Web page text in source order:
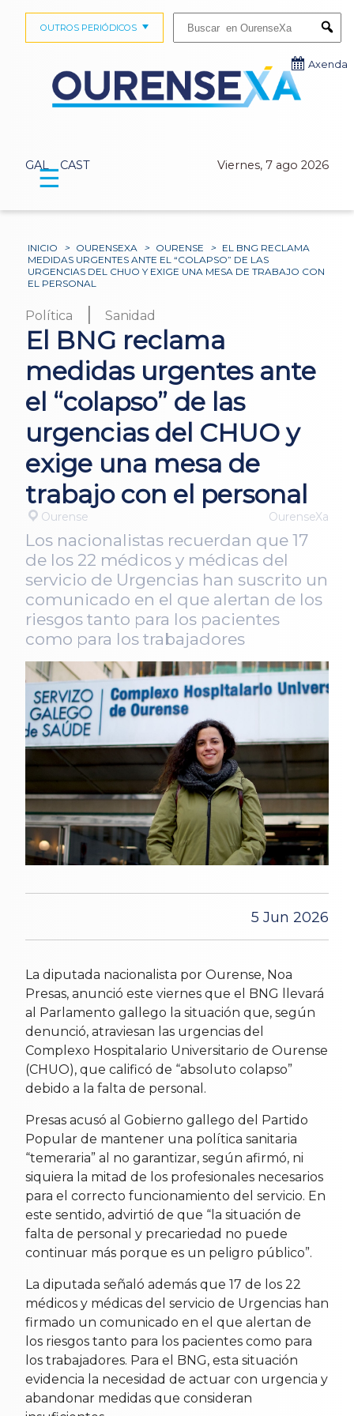
GAL CAST Viernes, 7 ago 2026
OUTROS PERIÓDICOS
Axenda
☰
INICIO > OURENSEXA > OURENSE > EL BNG RECLAMA
MEDIDAS URGENTES ANTE EL “COLAPSO” DE LAS
URGENCIAS DEL CHUO Y EXIGE UNA MESA DE TRABAJO CON
EL PERSONAL
Política | Sanidad
El BNG reclama
medidas urgentes ante
el “colapso” de las
urgencias del CHUO y
exige una mesa de
trabajo con el personal
Ourense OurenseXa
Los nacionalistas recuerdan que 17
de los 22 médicos y médicas del
servicio de Urgencias han suscrito un
comunicado en el que alertan de los
riesgos tanto para los pacientes
como para los trabajadores
5 Jun 2026
La diputada nacionalista por Ourense, Noa
Presas, anunció este viernes que el BNG llevará
al Parlamento gallego la situación que, según
denunció, atraviesan las urgencias del
Complexo Hospitalario Universitario de Ourense
(CHUO), que calificó de “absoluto colapso”
debido a la falta de personal.
Presas acusó al Gobierno gallego del Partido
Popular de mantener una política sanitaria
“temeraria” al no garantizar, según afirmó, ni
siquiera la mitad de los profesionales necesarios
para el correcto funcionamiento del servicio. En
este sentido, advirtió de que “la situación de
falta de personal y precariedad no puede
continuar más porque es un peligro público”.
La diputada señaló además que 17 de los 22
médicos y médicas del servicio de Urgencias han
firmado un comunicado en el que alertan de
los riesgos tanto para los pacientes como para
los trabajadores. Para el BNG, esta situación
evidencia la necesidad de actuar con urgencia y
abandonar medidas que consideran